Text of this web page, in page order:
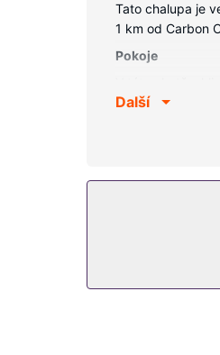
Tato chalupa je
1 km od Carbon
Pokoje
trouba a na
Další vybavení
Přímo v areálu
Další